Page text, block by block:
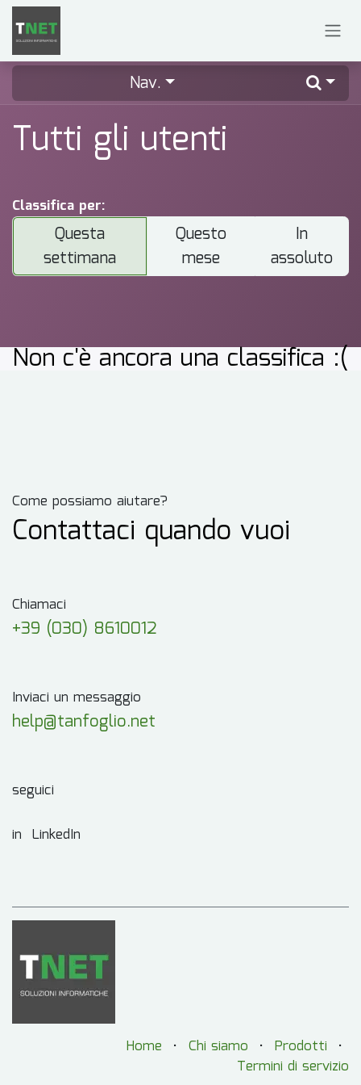
Passa al contenuto
Nav.
Tutti gli utenti
Classifica per:
Questa
settimana
Questo
mese
In
assoluto
Non c'è ancora una classifica :(
Come possiamo aiutare?
Contattaci quando vuoi
Chiamaci
+39 (030) 8610012
Inviaci un messaggio
help@tanfoglio.net
seguici
in LinkedIn
Home • Chi siamo • Prodotti •
Termini di servizio